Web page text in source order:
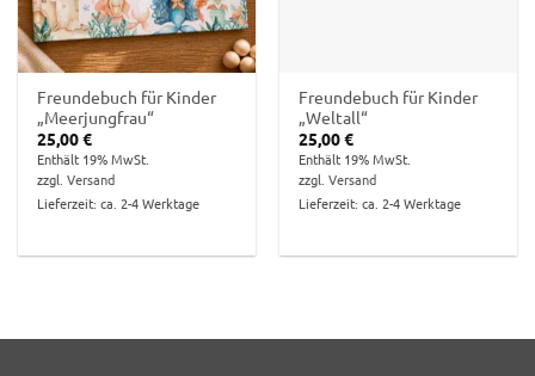
Freundebuch für Kinder
„Meerjungfrau“
25,00€
Enthält 19% MwSt.
zzgl.Versand
Lieferzeit: ca. 2-4 Werktage
Freundebuch für Kinder
„Weltall“
25,00€
Enthält 19% MwSt.
zzgl.Versand
Lieferzeit: ca. 2-4 Werktage